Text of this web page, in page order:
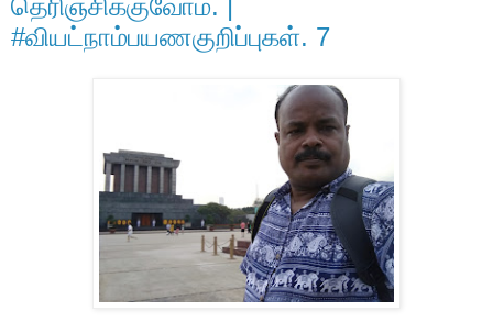
#வியட்நாம்பயணகுறிப்புகள். 7